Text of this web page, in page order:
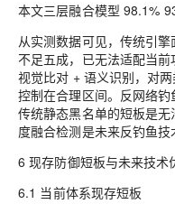
本文三层融合模型 98.1%
从实测数据可见，传统引
不足五成，已无法适配当
视觉比对 + 语义识别，对
控制在合理区间。反网络钓
传统静态黑名单的短板是
度融合检测是未来反钓鱼技
6 现存防御短板与未来技术
6.1 当前体系现存短板